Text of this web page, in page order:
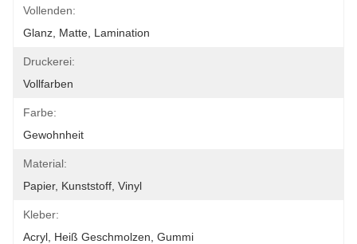
Vollenden:
Glanz, Matte, Lamination
Druckerei:
Vollfarben
Farbe:
Gewohnheit
Material:
Papier, Kunststoff, Vinyl
Kleber:
Acryl, Heiß Geschmolzen, Gummi